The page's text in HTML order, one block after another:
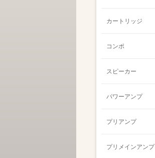
カートリッジ
コンポ
スピーカー
パワーアンプ
プリアンプ
プリメインアンプ